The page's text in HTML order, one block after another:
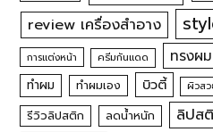
review เครื่องสำอาง
การแต่งหน้า ครีมกันแดด ทรงผม
ทำผม ทำผมเอง บิวตี้ ผิวส
รีวิวลิปสติก ลดน้ำหนัก ลิปส